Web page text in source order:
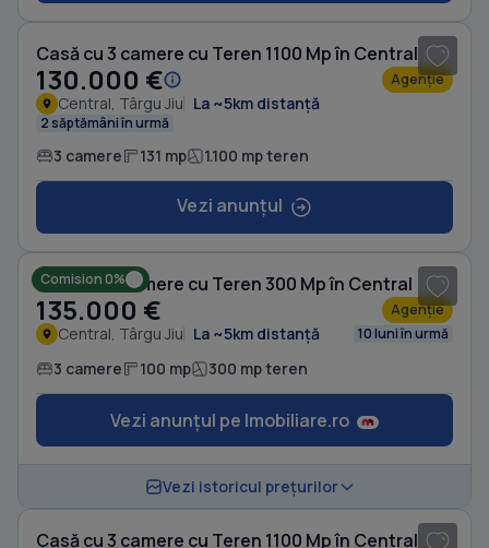
Casă cu 3 camere cu Teren 1100 Mp în Central
130.000 € Agenție
Central, Târgu Jiu La ~5km distanță
2 săptămâni în urmă
3 camere 131 mp 1.100 mp teren
Vezi anunțul
Comision 0%
Casă cu 3 camere cu Teren 300 Mp în Central
135.000 € Agenție
Central, Târgu Jiu La ~5km distanță 10 luni în urmă
3 camere 100 mp 300 mp teren
Vezi anunțul pe Imobiliare.ro
Vezi istoricul prețurilor
Casă cu 3 camere cu Teren 1100 Mp în Central